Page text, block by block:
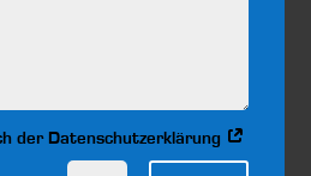
der Datenschutzerklärung